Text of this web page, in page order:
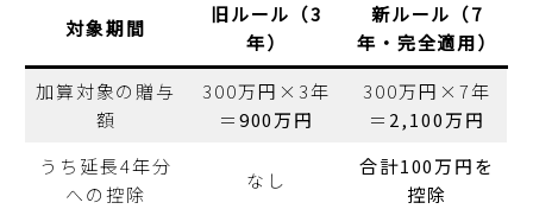
対象期間
旧ルール（3
年）
新ルール（7
年・完全適用）
加算対象の贈与
額
300万円×3年
＝900万円
300万円×7年
＝ 2,100万円
うち延長4年分
への控除
なし
合計100万円を
控除